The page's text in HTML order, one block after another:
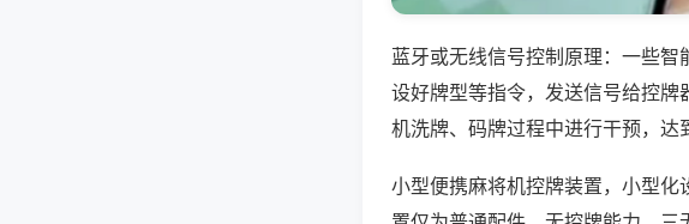
蓝牙或无线信号控制原理：一些
设好牌型等指令，发送信号给控
机洗牌、码牌过程中进行干预，达
小型便携麻将机控牌装置，小型